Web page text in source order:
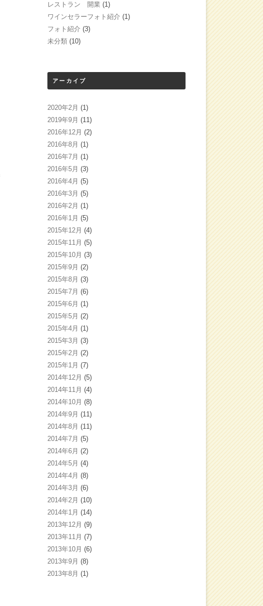
レストラン 開業 (1)
ワインセラーフォト紹介 (1)
フォト紹介 (3)
未分類 (10)
アーカイブ
2020年2月 (1)
2019年9月 (11)
2016年12月 (2)
2016年8月 (1)
2016年7月 (1)
2016年5月 (3)
2016年4月 (5)
2016年3月 (5)
2016年2月 (1)
2016年1月 (5)
2015年12月 (4)
2015年11月 (5)
2015年10月 (3)
2015年9月 (2)
2015年8月 (3)
2015年7月 (6)
2015年6月 (1)
2015年5月 (2)
2015年4月 (1)
2015年3月 (3)
2015年2月 (2)
2015年1月 (7)
2014年12月 (5)
2014年11月 (4)
2014年10月 (8)
2014年9月 (11)
2014年8月 (11)
2014年7月 (5)
2014年6月 (2)
2014年5月 (4)
2014年4月 (8)
2014年3月 (6)
2014年2月 (10)
2014年1月 (14)
2013年12月 (9)
2013年11月 (7)
2013年10月 (6)
2013年9月 (8)
2013年8月 (1)